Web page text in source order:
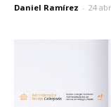
Daniel Ramírez - 24